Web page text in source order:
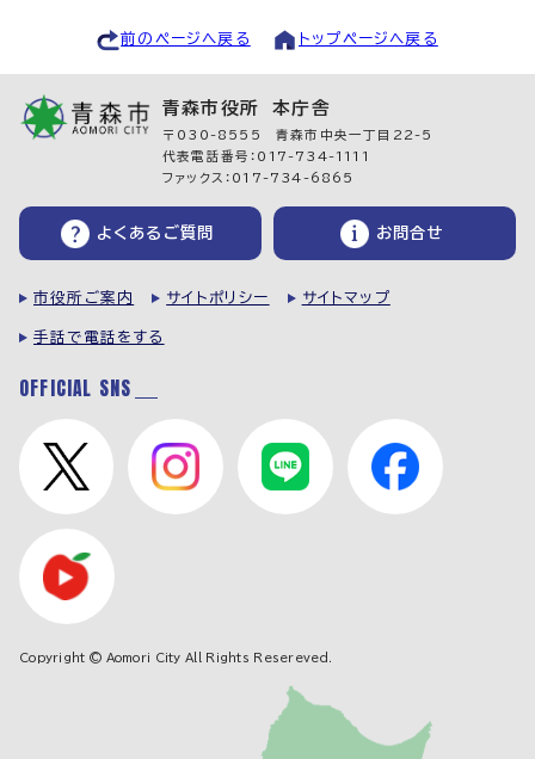
前のページへ戻る トップページへ戻る
青森市役所 本庁舎
〒030-8555 青森市中央一丁目22-5
代表電話番号：017-734-1111
ファックス：017-734-6865
よくあるご質問 お問合せ
市役所ご案内 サイトポリシー サイトマップ
手話で電話をする
OFFICIAL SNS
Copyright © Aomori City All Rights Resereved.